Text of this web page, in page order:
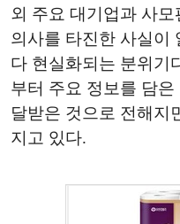
외 주요 대기업과 사
의사를 타진한 사실이
다 현실화되는 분위기
부터 주요 정보를 담
달받은 것으로 전해지
지고 있다.